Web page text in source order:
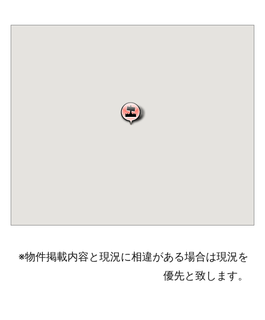
※物件掲載内容と現況に相違がある場合は現況を
優先と致します。